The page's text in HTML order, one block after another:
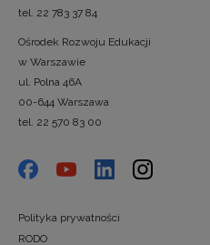
tel. 22 783 37 84
Ośrodek Rozwoju Edukacji
w Warszawie
ul. Polna 46A
00-644 Warszawa
tel. 22 570 83 00
Polityka prywatności
RODO